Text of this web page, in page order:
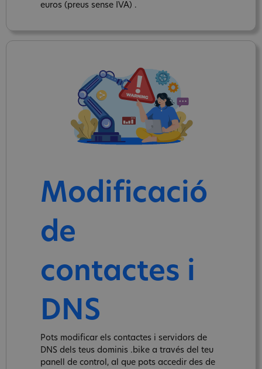
euros (preus sense IVA) .
Modificació
de
contactes i
DNS
Pots modificar els contactes i servidors de
DNS dels teus dominis .bike a través del teu
panell de control, al que pots accedir des de